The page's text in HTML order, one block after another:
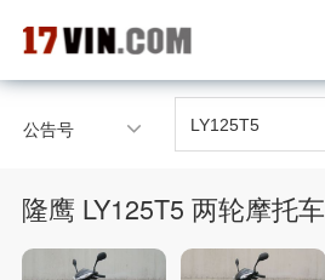
17VIN车架号查询首页
公告号
隆鹰 LY125T5 两轮摩托车